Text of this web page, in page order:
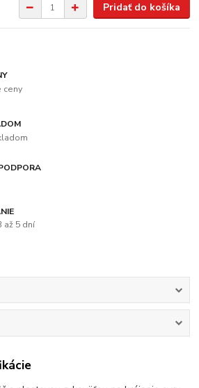
Pridať do košíka
ceny
až 5 dní